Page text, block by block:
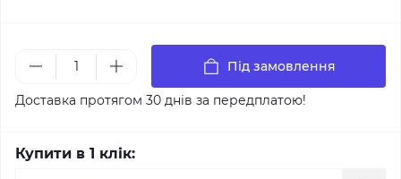
Під замовлення
Доставка протягом 30 днів за передплатою!
Купити в 1 клік: